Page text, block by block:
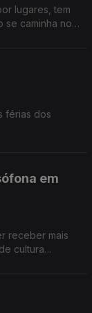
lugares, tem
caminha no
férias dos
em
receber mais
cultura